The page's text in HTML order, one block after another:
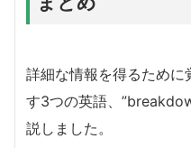
詳細な情報を得るために
す3つの英語、
説しました。